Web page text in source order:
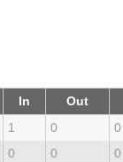
In Out
1 0
0
0 0
0